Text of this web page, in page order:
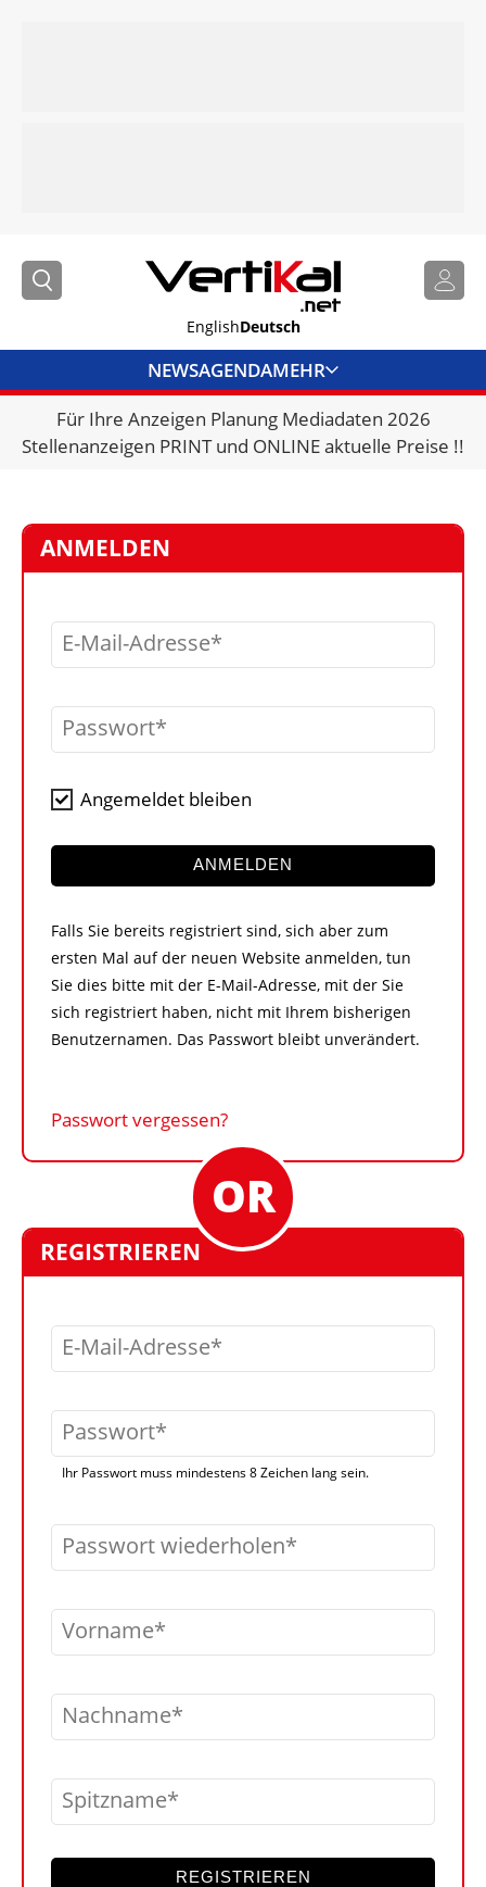
EnglishDeutsch
NEWSAGENDAMEHR
BRANCHENLINKS
VERMIETER
VIDEOS
BIBLIOTHEK
KRAN & BÜHNE
KONTAKT
Für Ihre Anzeigen Planung Mediadaten 2026
Stellenanzeigen PRINT und ONLINE aktuelle Preise !!
ANMELDEN
E-Mail-Adresse
Passwort
Angemeldet bleiben
ANMELDEN
Falls Sie bereits registriert sind, sich aber zum
ersten Mal auf der neuen Website anmelden, tun
Sie dies bitte mit der E-Mail-Adresse, mit der Sie
sich registriert haben, nicht mit Ihrem bisherigen
Benutzernamen. Das Passwort bleibt unverändert.
Passwort vergessen?
REGISTRIEREN
E-Mail-Adresse
Passwort
Ihr Passwort muss mindestens 8 Zeichen lang sein.
Passwort wiederholen
Vorname
Nachname
Spitzname
REGISTRIEREN